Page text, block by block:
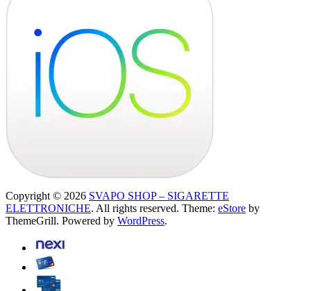
Copyright © 2026 SVAPO SHOP – SIGARETTE
ELETTRONICHE. All rights reserved. Theme: eStore by
ThemeGrill. Powered by WordPress.